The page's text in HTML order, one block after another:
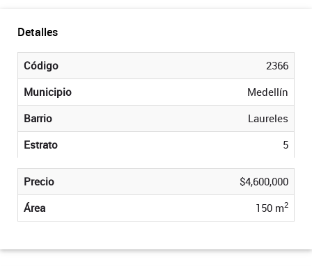
Detalles
Código
2366
Municipio
Medellín
Barrio
Laureles
Estrato
5
Precio
$4,600,000
Área
150 m2